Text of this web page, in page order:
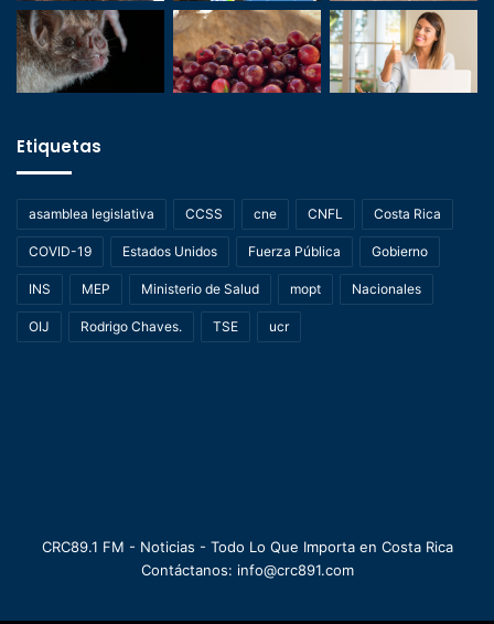
Etiquetas
asamblea legislativa CCSS cne CNFL Costa Rica
COVID-19 Estados Unidos Fuerza Pública Gobierno
INS MEP Ministerio de Salud mopt Nacionales
OIJ Rodrigo Chaves. TSE ucr
CRC89.1 FM - Noticias - Todo Lo Que Importa en Costa Rica
Contáctanos: info@crc891.com